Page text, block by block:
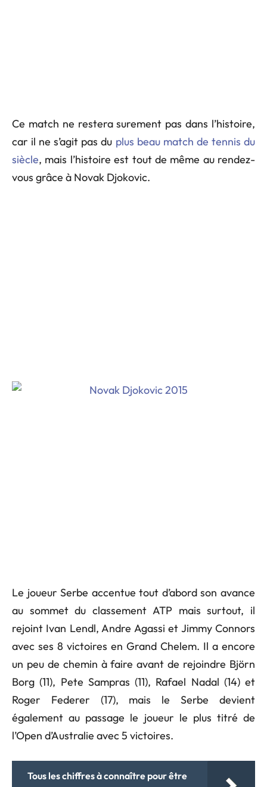
Ce match ne restera surement pas dans l’histoire,
car il ne s’agit pas du plus beau match de tennis du
siècle, mais l’histoire est tout de même au rendez-
vous grâce à Novak Djokovic.
Le joueur Serbe accentue tout d’abord son avance
au sommet du classement ATP mais surtout, il
rejoint Ivan Lendl, Andre Agassi et Jimmy Connors
avec ses 8 victoires en Grand Chelem. Il a encore
un peu de chemin à faire avant de rejoindre Björn
Borg (11), Pete Sampras (11), Rafael Nadal (14) et
Roger Federer (17), mais le Serbe devient
également au passage le joueur le plus titré de
l’Open d’Australie avec 5 victoires.
Tous les chiffres à connaître pour être